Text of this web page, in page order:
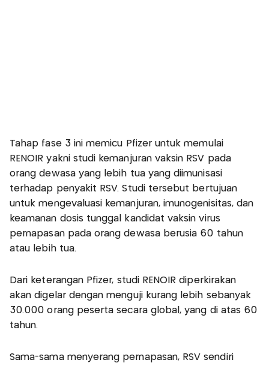
Tahap fase 3 ini memicu Pfizer untuk memulai
RENOIR yakni studi kemanjuran vaksin RSV pada
orang dewasa yang lebih tua yang diimunisasi
terhadap penyakit RSV. Studi tersebut bertujuan
untuk mengevaluasi kemanjuran, imunogenisitas, dan
keamanan dosis tunggal kandidat vaksin virus
pernapasan pada orang dewasa berusia 60 tahun
atau lebih tua.
Dari keterangan Pfizer, studi RENOIR diperkirakan
akan digelar dengan menguji kurang lebih sebanyak
30.000 orang peserta secara global, yang di atas 60
tahun.
Sama-sama menyerang pernapasan, RSV sendiri